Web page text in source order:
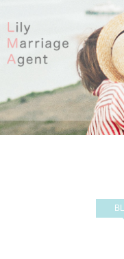
content
Agent｜結婚相談
所リリー・マリッ
ジ・エージェント
リリー・マリッ
ジ・エージェント
は東証プライム上
場企業の株式会社